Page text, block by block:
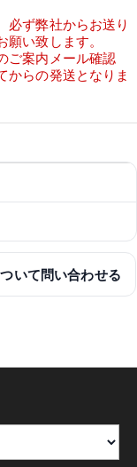
必ず弊社からお送り
い致します。
ご案内メール確認
からの発送となりま
いて問い合わせる